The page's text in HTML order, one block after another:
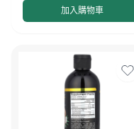
加入購物車